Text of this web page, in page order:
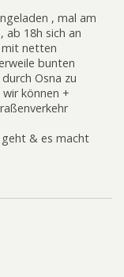
, mal am
18h sich an
netten
bunten
Osna zu
wir können +
& es macht